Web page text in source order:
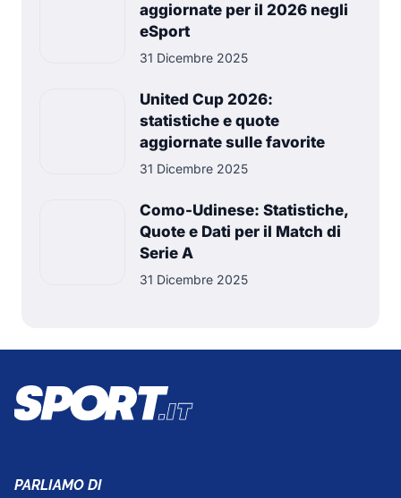
aggiornate per il 2026 negli
eSport
31 Dicembre 2025
United Cup 2026:
statistiche e quote
aggiornate sulle favorite
31 Dicembre 2025
Como-Udinese: Statistiche,
Quote e Dati per il Match di
Serie A
31 Dicembre 2025
PARLIAMO DI